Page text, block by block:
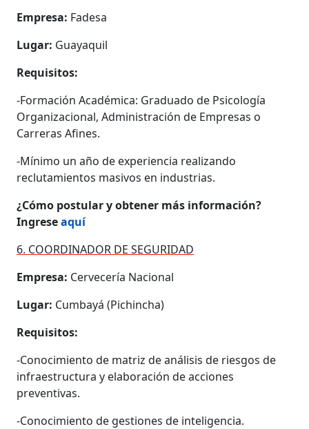
Empresa: Fadesa
Lugar: Guayaquil
Requisitos:
-Formación Académica: Graduado de Psicología
Organizacional, Administración de Empresas o
Carreras Afines.
-Mínimo un año de experiencia realizando
reclutamientos masivos en industrias.
¿Cómo postular y obtener más información?
Ingreseaquí
6. COORDINADOR DE SEGURIDAD
Empresa: Cervecería Nacional
Lugar: Cumbayá (Pichincha)
Requisitos:
-Conocimiento de matriz de análisis de riesgos de
infraestructura y elaboración de acciones
preventivas.
-Conocimiento de gestiones de inteligencia.